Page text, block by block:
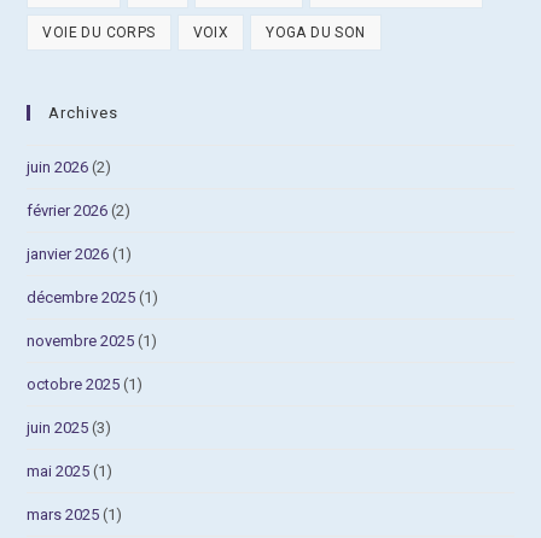
VOIE DU CORPS VOIX YOGA DU SON
Archives
juin 2026 (2)
février 2026 (2)
janvier 2026 (1)
décembre 2025 (1)
novembre 2025 (1)
octobre 2025 (1)
juin 2025 (3)
mai 2025 (1)
mars 2025 (1)